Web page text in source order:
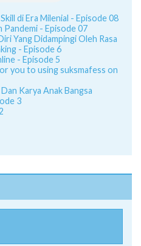
di Era Milenial - Episode 08
Pandemi - Episode 07
Yang Didampingi Oleh Rasa
- Episode 6
- Episode 5
you to using suksmafess on
Karya Anak Bangsa
3